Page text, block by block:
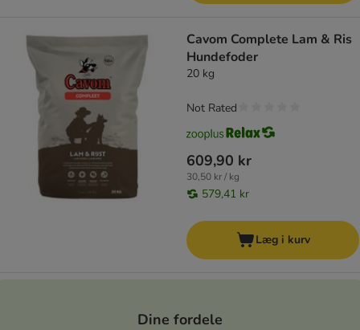
Cavom Complete Lam & Ris
Hundefoder
20 kg
609,90 kr
30,50 kr / kg
579,41 kr
Not Rated
Læg i kurv
Dine fordele